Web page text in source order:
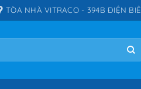
TÒA NHÀ VITRACO - 394B ĐIỆN